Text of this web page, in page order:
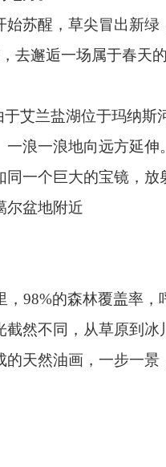
位于玛纳斯河流域且处于
林覆盖率，呼吸间似乎都